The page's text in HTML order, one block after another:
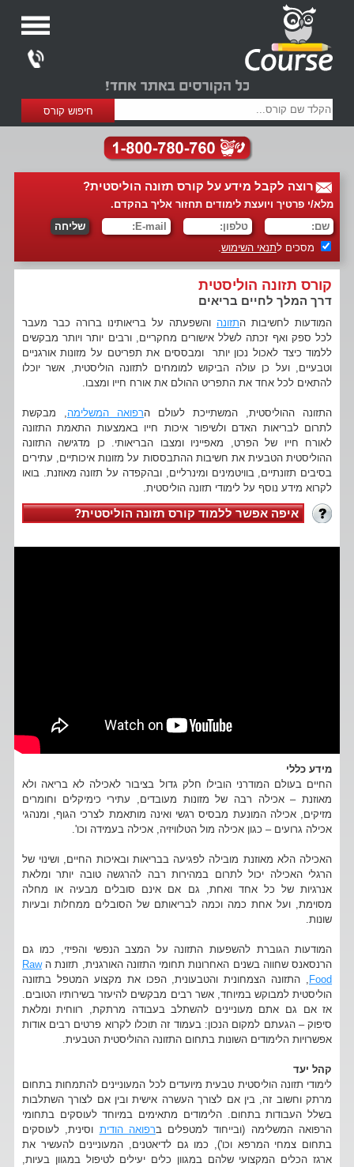
רוצה לקבל מידע על קורס תזונה הוליסטית?
מלא/י פרטיך ויועצת לימודים תחזור אליך בהקדם.
מסכים לתנאי השימוש.
קורס תזונה הוליסטית
דרך המלך לחיים בריאים
המודעות לחשיבות התזונה והשפעתה על בריאותינו ברורה כבר מעבר
לכל ספק ואף זכתה לשלל אישורים מחקריים, ורבים יותר ויותר מבקשים
ללמוד כיצד לאכול נכון יותר ומבססים את תפריטם על מזונות אורגניים
וטבעיים, ועל כן עולה הביקוש למומחים לתזונה הוליסטית, אשר יוכלו
להתאים לכל אחד את התפריט ההולם את אורח חייו ומצבו.
התזונה ההוליסטית, המשתייכת לעולם הרפואה המשלימה, מבקשת
לתרום לבריאות האדם ולשיפור איכות חייו באמצעות התאמת התזונה
לאורח חייו של הפרט, מאפייניו ומצבו הבריאותי. כן מדגישה התזונה
ההוליסטית הטבעית את חשיבות ההתבססות על מזונות איכותיים, עתירים
בסיבים תזונתיים, בוויטמינים ומינרליים, ובהקפדה על תזונה מאוזנת. בואו
לקרוא מידע נוסף על לימודי תזונה הוליסטית.
איפה אפשר ללמוד קורס תזונה הוליסטית?
מידע כללי
החיים בעולם המודרני הובילו חלק גדול בציבור לאכילה לא בריאה ולא
מאוזנת – אכילה רבה של מזונות מעובדים, עתירי כימיקלים וחומרים
מזיקים, אכילה המונעת מבסיס רגשי ואינה מותאמת לצרכי הגוף, ומנהגי
אכילה גרועים – כגון אכילה מול הטלוויזיה, אכילה בעמידה וכו'.
האכילה הלא מאוזנת מובילה לפגיעה בבריאות ובאיכות החיים, ושינוי של
הרגלי האכילה יכול לתרום במהירות רבה להרגשה טובה יותר ומלאת
אנרגיות של כל אחד ואחת, גם אם אינם סובלים מבעיה או מחלה
מסוימת, ועל אחת כמה וכמה לבריאותם של הסובלים ממחלות ובעיות
שונות.
המודעות הגוברת להשפעות התזונה על המצב הנפשי והפיזי, כמו גם
הרנסאנס שחווה בשנים האחרונות תחומי התזונה האורגנית, תזונת הRaw
Food
, התזונה הצמחונית והטבעונית, הפכו את מקצוע המטפל בתזונה
הוליסטית למבוקש במיוחד, אשר רבים מבקשים להיעזר בשירותיו הטובים.
אז אם גם אתם מעוניינים להשתלב בעבודה מרתקת, רווחית ומלאת
סיפוק – הגעתם למקום הנכון: בעמוד זה תוכלו לקרוא פרטים רבים אודות
אפשרויות הלימודים השונות בתחום התזונה ההוליסטית הטבעית.
קהל יעד
לימודי תזונה הוליסטית טבעית מיועדים לכל המעוניינים להתמחות בתחום
מרתק וחשוב זה, בין אם לצורך העשרה אישית ובין אם לצורך השתלבות
בשלל העבודות בתחום. הלימודים מתאימים במיוחד לעוסקים בתחומי
הרפואה המשלימה (ובייחוד למטפלים ברפואה הודית וסינית, לעוסקים
בתחום צמחי המרפא וכו'), כמו גם לדיאטנים, המעוניינים להעשיר את
ארגז הכלים המקצועי שלהם במגוון כלים יעילים לטיפול במגוון בעיות,